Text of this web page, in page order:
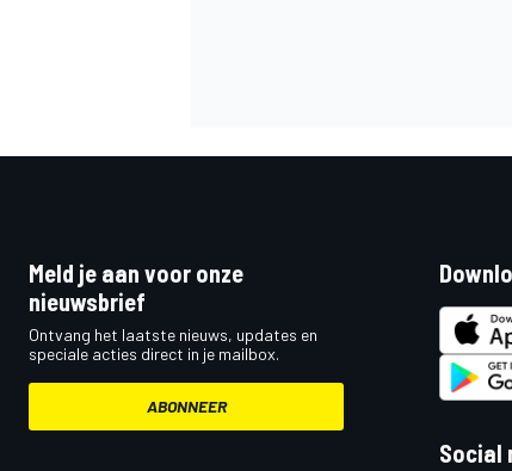
Meld je aan voor onze
nieuwsbrief
Ontvang het laatste nieuws, updates en
speciale acties direct in je mailbox.
ABONNEER
Social